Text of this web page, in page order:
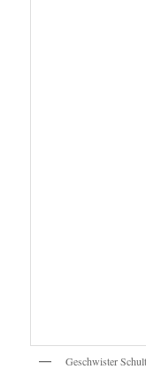
Geschwister